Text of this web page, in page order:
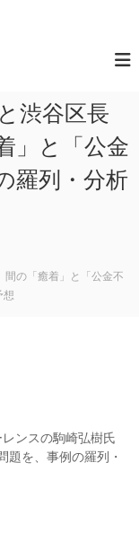
渋谷区長
」と「公金
羅列・分析
間の「癒着」と「公金不
想
ンスの駒崎弘樹氏
題を、事例の羅列・